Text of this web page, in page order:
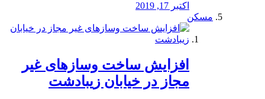
اکتبر 17, 2019
مسکن
افزایش ساخت وسازهای غیر
مجاز در خیابان زیبادشت